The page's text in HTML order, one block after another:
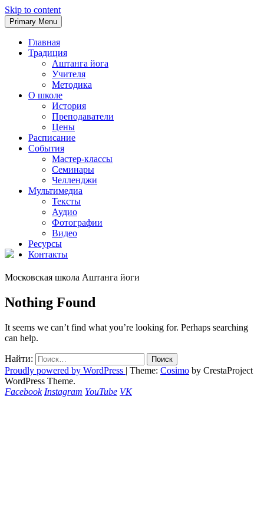
Skip to content
Primary Menu
Главная
Традиция
Аштанга йога
Учителя
Методика
О школе
История
Преподаватели
Цены
Расписание
События
Мастер-классы
Семинары
Челленджи
Мультимедиа
Тексты
Аудио
Фотографии
Видео
Ресурсы
Контакты
Московская школа Аштанга йоги
Nothing Found
It seems we can’t find what you’re looking for. Perhaps searching
can help.
Найти:
Proudly powered by WordPress | Theme: Cosimo by CrestaProject
WordPress Theme.
Facebook Instagram YouTube VK